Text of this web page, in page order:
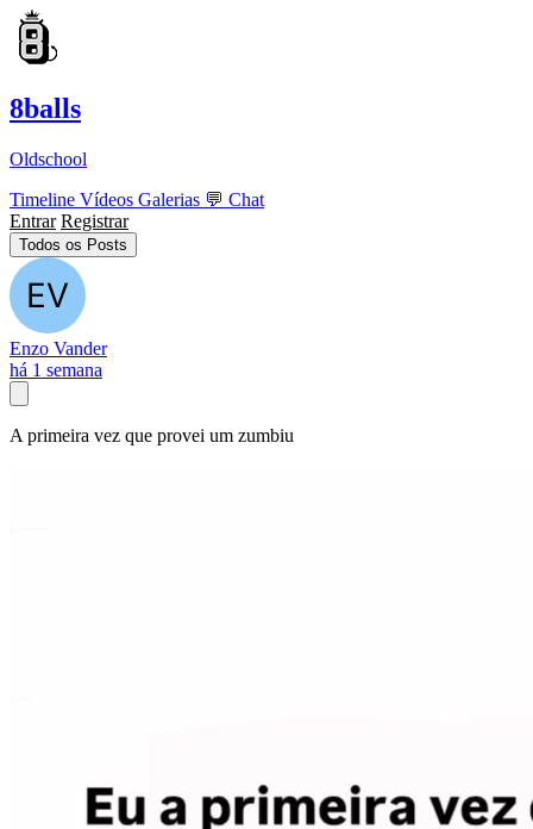
8balls
Oldschool
Timeline Vídeos Galerias 💬 Chat
Entrar Registrar
Todos os Posts
Enzo Vander
há 1 semana
A primeira vez que provei um zumbiu